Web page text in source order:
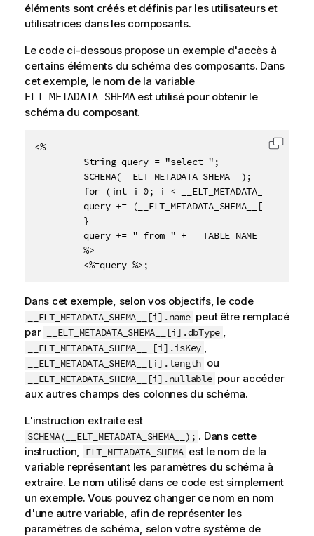
éléments sont créés et définis par les utilisateurs et
utilisatrices dans les composants.
Le code ci-dessous propose un exemple d'accès à
certains éléments du schéma des composants. Dans
cet exemple, le nom de la variable
ELT_METADATA_SHEMAest utilisé pour obtenir le
schéma du composant.
<%
         String query = "select ";
         SCHEMA(__ELT_METADATA_SHEMA__);
for (int i=0; i <
query += (__ELT_METADATA_SHEMA__[i].name
         }
         query += " from " + __TABLE_NAME__;
         %>
         <%=query %>;
Copier
Dans cet exemple, selon vos objectifs, le code
__ELT_METADATA_SHEMA__[i].name peut être remplacé
par
__ELT_METADATA_SHEMA__[i].dbType
__ELT_METADATA_SHEMA__ [i].isKey
__ELT_METADATA_SHEMA__[i].length ou
__ELT_METADATA_SHEMA__[i].nullable pour accéder
aux autres champs des colonnes du schéma.
L'instruction extraite est
SCHEMA(__ELT_METADATA_SHEMA__); . Dans cette
instruction,
ELT_METADATA_SHEMA est le nom de la
variable représentant les paramètres du schéma à
extraire. Le nom utilisé dans ce code est simplement
un exemple. Vous pouvez changer ce nom en nom
d'une autre variable, afin de représenter les
paramètres de schéma, selon votre système de